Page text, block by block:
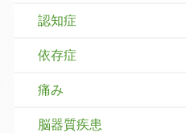
認知症
依存症
痛み
脳器質疾患